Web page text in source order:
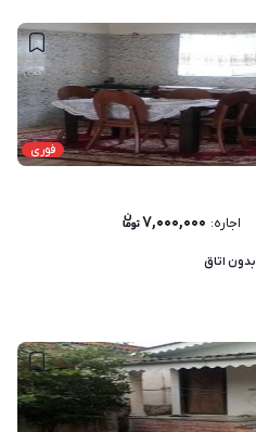
فوری
اجاره: ۷,۰۰۰,۰۰۰
بدون اتاق